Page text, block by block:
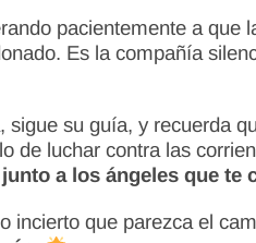
pacientemente a que
Es la compañía
su guía, y recuerda
de luchar contra las
a los ángeles que te
incierto que parezca el